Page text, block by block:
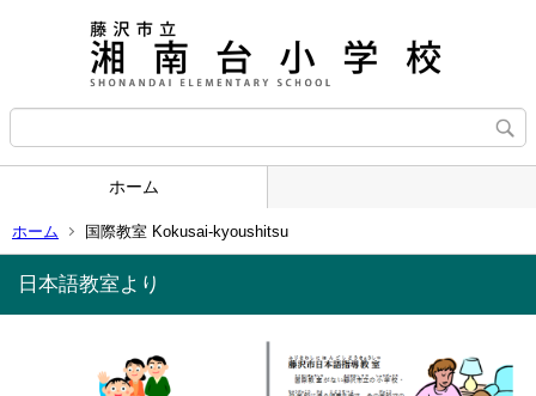
ホーム
ホーム 国際教室 Kokusai-kyoushitsu
日本語教室より